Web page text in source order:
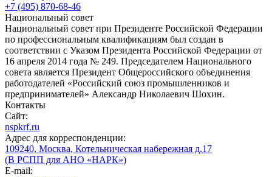
+7 (495) 870-68-46
Национальный совет
Национальный совет при Президенте Российской Федерации
по профессиональным квалификациям был создан в
соответствии с Указом Президента Российской Федерации от
16 апреля 2014 года № 249. Председателем Национального
совета является Президент Общероссийского объединения
работодателей «Российский союз промышленников и
предпринимателей» Александр Николаевич Шохин.
Контакты
Сайт:
nspkrf.ru
Адрес для корреспонденции:
109240, Москва, Котельническая набережная д.17
(В РСПП для АНО «НАРК»)
E-mail: